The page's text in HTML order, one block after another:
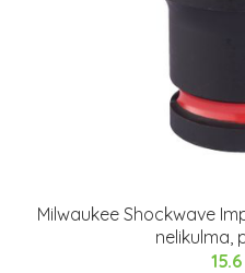
Milwaukee Shockwave
nelikulma,